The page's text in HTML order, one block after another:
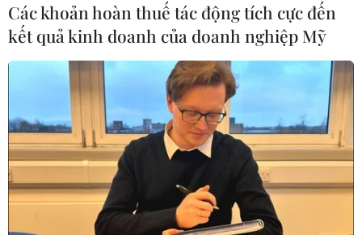
Các khoản hoàn thuế tác động tích cực đến
kết quả kinh doanh của doanh nghiệp Mỹ